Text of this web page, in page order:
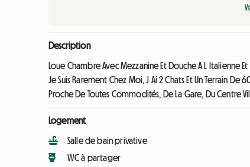
Description
Loue Chambre Avec Mezzanine Et Douche A L Italienne
Je Suis Rarement Chez Moi, J Ai 2 Chats Et Un Terrain De
Proche De Toutes Commodités, De La Gare, Du Centre
Logement
Salle de bain privative
WC à partager